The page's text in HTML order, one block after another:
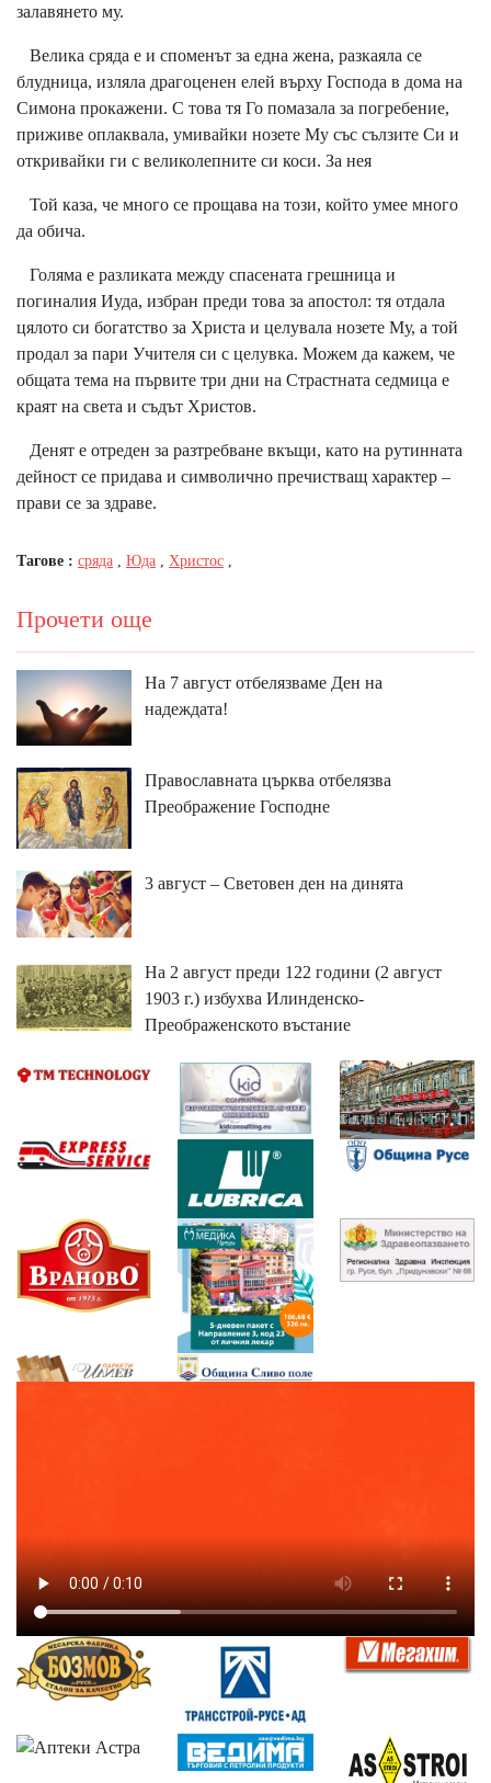
залавянето му.
Велика сряда e и споменът за една жена, разкаяла се
блудница, изляла драгоценен елей върху Господа в дома на
Симона прокажени. С това тя Го помазала за погребение,
приживе оплаквала, умивайки нозете Му със сълзите Си и
откривайки ги с великолепните си коси. За нея
Той каза, че много се прощава на този, който умее много
да обича.
Голяма е разликата между спасената грешница и
погиналия Иуда, избран преди това за апостол: тя отдала
цялото си богатство за Христа и целувала нозете Му, а той
продал за пари Учителя си с целувка. Можем да кажем, че
общата тема на първите три дни на Страстната седмица е
краят на света и съдът Христов.
Денят е отреден за разтребване вкъщи, като на рутинната
дейност се придава и символично пречистващ характер –
прави се за здраве.
Тагове : сряда Юда Христос
Прочети още
На 7 август отбелязваме Ден на
надеждата!
Православната църква отбелязва
Преображение Господне
3 август – Световен ден на динята
На 2 август преди 122 години (2 август
1903 г.) избухва Илинденско-
Преображенското въстание